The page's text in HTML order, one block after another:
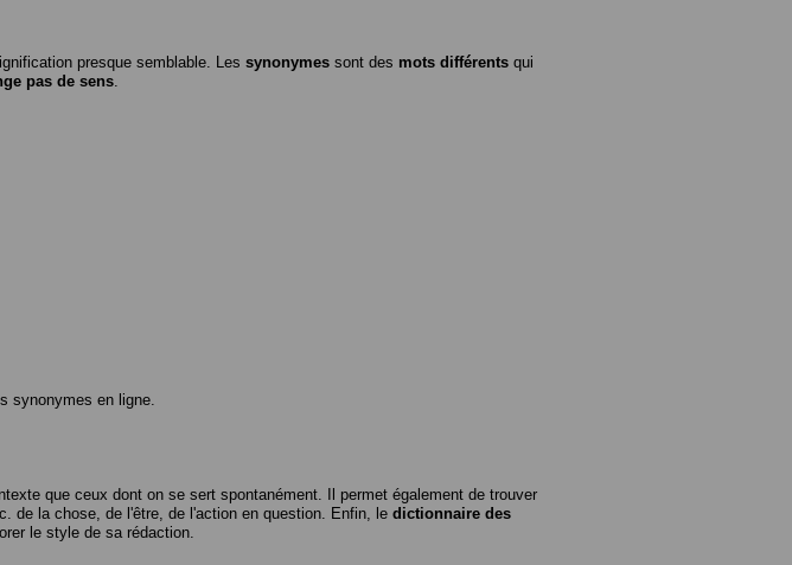
presque semblable. Les synonymes sont des mots différents qui
pas de sens
synonymes en ligne.
que ceux dont on se sert spontanément. Il permet également de trouver
de la chose, de l'être, de l'action en question. Enfin, le dictionnaire des
le style de sa rédaction.